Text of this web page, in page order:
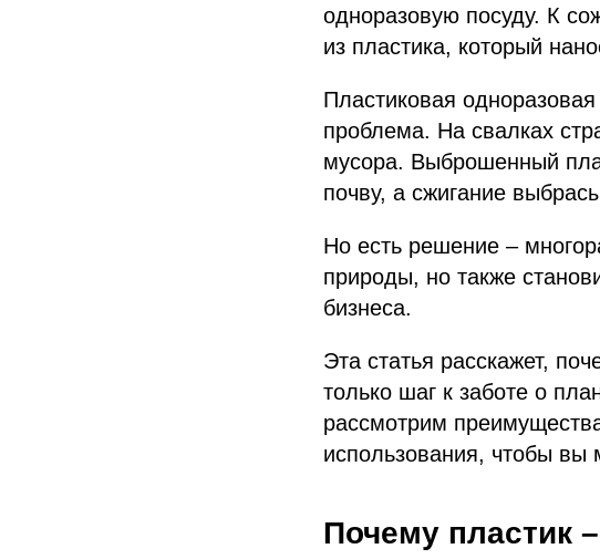
одноразовую посуду. К
из пластика, который
Пластиковая
проблема. На свалках
мусора. Выброшенный
почву, а сжигание
Но есть решение –
природы, но также
бизнеса.
Эта статья расскажет,
только шаг к заботе о
рассмотрим
использования, чтобы вы
Почему пластик